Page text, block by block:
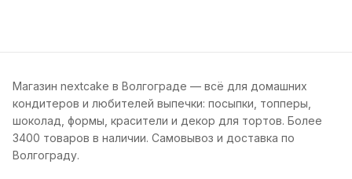
Магазин nextcake в Волгограде — всё для домашних
кондитеров и любителей выпечки: посыпки, топперы,
шоколад, формы, красители и декор для тортов. Более
3400 товаров в наличии. Самовывоз и доставка по
Волгограду.